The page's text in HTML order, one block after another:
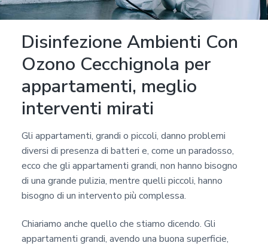
Disinfezione Ambienti Con
Ozono Cecchignola per
appartamenti, meglio
interventi mirati
Gli appartamenti, grandi o piccoli, danno problemi
diversi di presenza di batteri e, come un paradosso,
ecco che gli appartamenti grandi, non hanno bisogno
di una grande pulizia, mentre quelli piccoli, hanno
bisogno di un intervento più complessa.
Chiariamo anche quello che stiamo dicendo. Gli
appartamenti grandi, avendo una buona superficie,